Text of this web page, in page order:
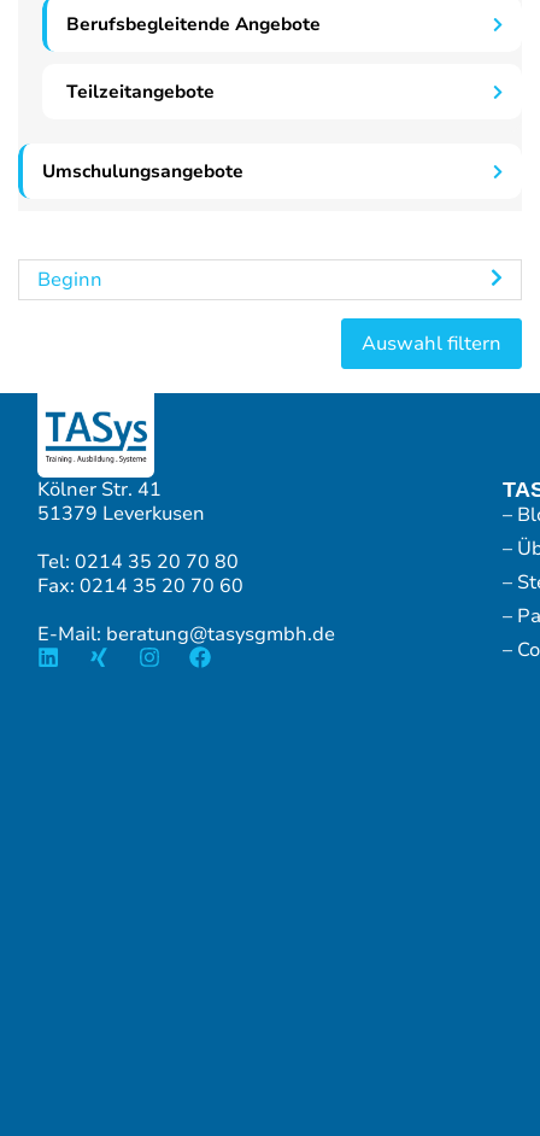
Berufsbegleitende Angebote
Teilzeitangebote
Umschulungsangebote
Beginn
Kölner Str. 41
51379 Leverkusen
Tel: 0214 35 20 70 80
Fax: 0214 35 20 70 60
E-Mail: beratung@tasysgmbh.de
–
–
–
–
–